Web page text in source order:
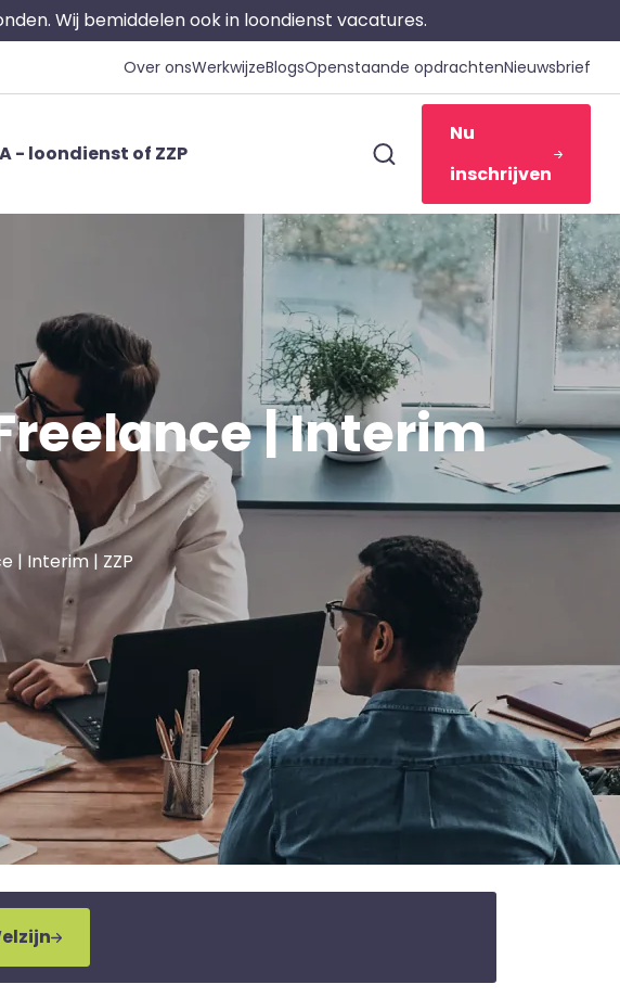
Wij bemiddelen ook in loondienst vacatures.
Over onsWerkwijzeBlogsOpenstaande opdrachtenNieuwsbrief
- loondienst of ZZP
Nu
inschrijven
| Interim
| Interim | ZZP